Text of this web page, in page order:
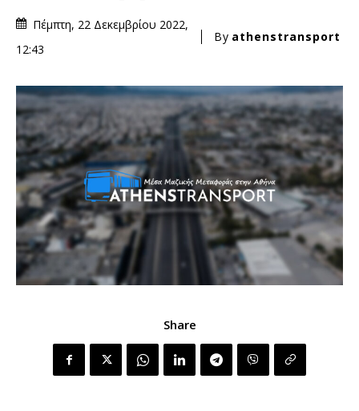
Πέμπτη, 22 Δεκεμβρίου 2022,
12:43
By athenstransport
Share